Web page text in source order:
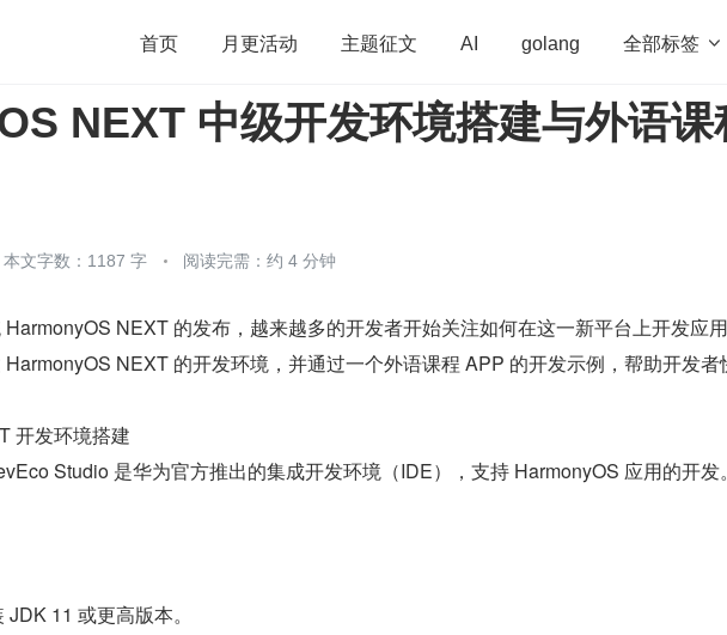
首页 月更活动 主题征文 AI golang 全部标签 
源 架构 OpenHarmony 算法 学习方法 Web3.0 高
NEXT 中级开发环境搭建与外语课
本文字数：1187 字 阅读完需：约 4 分钟
NEXT 的发布，越来越多的开发者开始关注如何在这一新平台上开发应
NEXT 的开发环境，并通过一个外语课程 APP 的开发示例，帮助开发者
开发环境搭建
Studio 是华为官方推出的集成开发环境（IDE），支持 HarmonyOS 应用的开发
11 或更高版本。